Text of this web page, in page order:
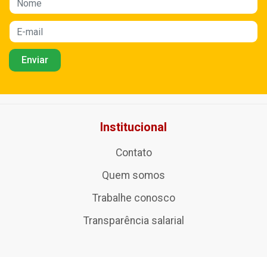
Institucional
Contato
Quem somos
Trabalhe conosco
Transparência salarial